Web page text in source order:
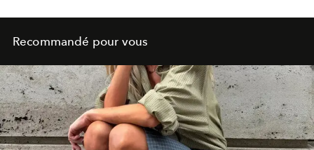
Recommandé pour vous